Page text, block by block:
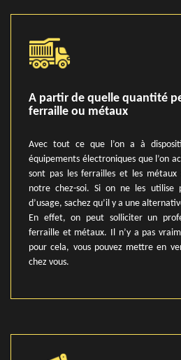
A partir de quelle quantité
ferraille ou métaux
Avec tout ce que l’on a à
équipements électroniques que l’on
sont pas les ferrailles et les
notre chez-soi. Si on ne les utilise
d’usage, sachez qu’il y a une
En effet, on peut solliciter un
ferraille et métaux. Il n’y a pas
pour cela, vous pouvez mettre en
chez vous.